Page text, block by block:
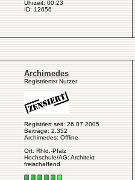
Uhrzeit: 00:23
ID: 12656
Archimedes
Registrierter Nutzer
Registriert seit: 26.07.2005
Beiträge: 2.352
Archimedes: Offline
Ort: Rhld.-Pfalz
Hochschule/AG: Architekt
freischaffend